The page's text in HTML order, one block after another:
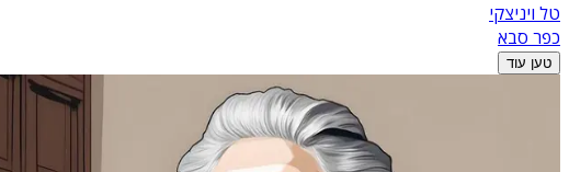
טל ויניצקי
כפר סבא
טען עוד